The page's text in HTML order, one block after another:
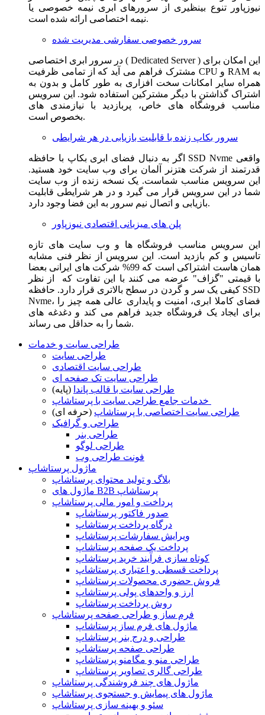
نیوزپاور تنوع بینظیری از سرورهای ابری نیمه خصوصی یا
نیمه اختصاصی ارائه شده است.
سرور خصوصی سفارشی مدیریت شده
در سرور ابری اختصاصی ( Dedicated Server ) این امکان برای
مشترک فراهم می آید که از تمامی ظرفیت CPU و RAM به
همراه سایر امکانات سخت افزاری به طور کامل و بدون به
اشتراک گذاشتن با دیگر مشترکین استفاده شود. این سرویس
مناسب فروشگاه های خاص، پربازدید با نیازمندی های
بخصوص است.
سرور بکاپ زنده با قابلیت بازیابی در هر شرایطی
اگر به دنبال فضای ابری بکاپ با حافظه SSD Nvme واقعی
قدرتمند از شرکت هتزنر آلمان برای وب سایت خود هستید.
این سرویس مناسب شماست. یک نسخه زنده از وب سایت
شما در این سرویس قرار می گیرد و در هر شرایطی قابلیت
بازیابی و اتصال نیم سرور به این فضا وجود دارد.
پلن های میزبانی اقتصادی نیوزپاور
این سرویس مناسب فروشگاه ها و وب سایت های تازه
تاسیس و کم بازدید است. این سرویس از نظر فنی مشابه
همان هاست اشتراکی است که 99% شرکت های ایرانی بعضا
با قیمتی "گزاف" عرضه می کنند با این تفاوت که از نظر
کیفی یک سر و گردن در سطح بالاتری قرار دارد. حافظه SSD
Nvme، فضای کاملا ابری، امنیت و پایداری عالی همه چیز را
برای ایجاد یک فروشگاه جدید فراهم می کند و دغدغه های
شما را به حداقل می رساند.
طراحی سایت و خدمات
طراحی سایت
طراحی سایت اقتصادی
طراحی سایت تک صفحه ای
طراحی سایت با قالب پاندا (پایه)
طراحی سایت اختصاصی با پرستاشاپ (حرفه ای)
طراحی و گرافیک
طراحی بنر
طراحی لوگو
فونت طراحی وب
ماژول پرستاشاپ
بلاگ و تولید محتوای پرستاشاپ
ماژول های B2B پرستاشاپ
پرداخت و امور مالی پرستاشاپ
صدور فاکتور پرستاشاپ
درگاه پرداخت پرستاشاپ
ویرایش سفارشات پرستاشاپ
پرداخت یک صفحه پرستاشاپ
کوتاه سازی فرآیند خرید پرستاشاپ
پرداخت قسطی و اعتباری پرستاشاپ
فروش حضوری محصولات پرستاشاپ
ارز و واحدهای پولی پرستاشاپ
روش پرداخت پرستاشاپ
فرم ساز و طراحی صفحه پرستاشاپ
ماژول های فرم ساز پرستاشاپ
طراحی و درج بنر پرستاشاپ
طراحی صفحه پرستاشاپ
طراحی منو و مگامنو پرستاشاپ
طراحی گالری تصاویر پرستاشاپ
ماژول های چند فروشندگی پرستاشاپ
ماژول های پیمایش و جستجوی پرستاشاپ
سئو و بهینه سازی پرستاشاپ